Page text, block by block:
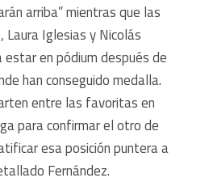
arriba” mientras que las
Laura Iglesias y Nicolás
estar en pódium después de
han conseguido medalla.
entre las favoritas en
para confirmar el otro de
esa posición puntera a
Fernández.